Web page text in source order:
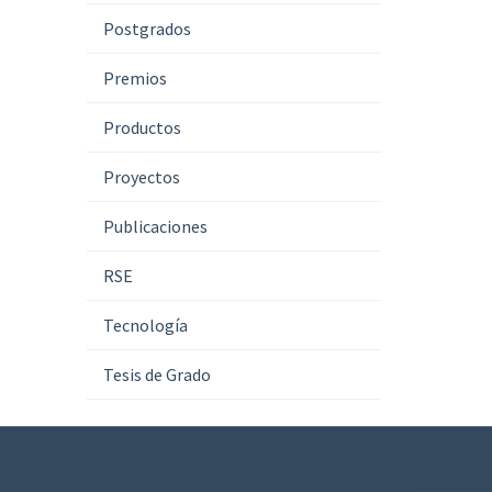
Postgrados
Premios
Productos
Proyectos
Publicaciones
RSE
Tecnología
Tesis de Grado